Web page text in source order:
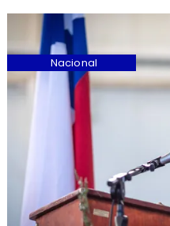
Nacional